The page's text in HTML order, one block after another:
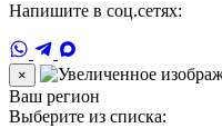
Напишите в соц.сетях:
×
Ваш регион
Выберите из списка: